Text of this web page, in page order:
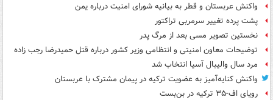
واکنش عربستان و قطر به بیانیه شورای امنیت درباره یمن
پشت پرده تغییر سرمربی تراکتور
نخستین تصویر مسی بعد از مرگ پدر
توضیحات معاون امنیتی و انتظامی وزیر کشور درباره قتل حمیدرضا رجب زاده
مرد سال والیبال آسیا انتخاب شد
واکنش کنایه‌آمیز به عضویت ترکیه در پیمان مشترک با عربستان
رویای اف-۳۵ ترکیه در بن‌بست